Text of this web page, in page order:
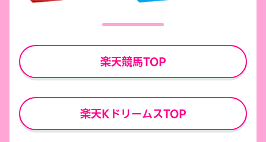
楽天競馬TOP
楽天KドリームスTOP